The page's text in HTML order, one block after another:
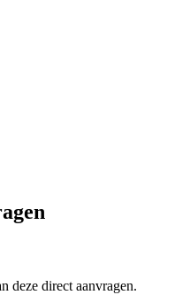
deze direct aanvragen.